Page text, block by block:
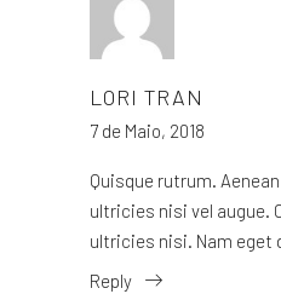
LORI TRAN
7 de Maio, 2018
Quisque rutrum.
ultricies nisi vel augue.
ultricies nisi. Nam eget
Reply